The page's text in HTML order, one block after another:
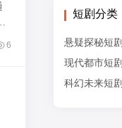
6
短剧分类
悬疑探秘短剧
现代都市短剧
科幻未来短剧